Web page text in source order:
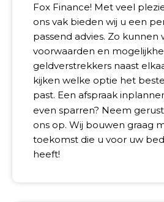
Fox Finance! Met veel
ons vak bieden wij u een
passend advies. Zo kunnen
voorwaarden en
geldverstrekkers naast
kijken welke optie het
past. Een afspraak
even sparren? Neem gerust
ons op. Wij bouwen graag
toekomst die u voor uw
heeft!